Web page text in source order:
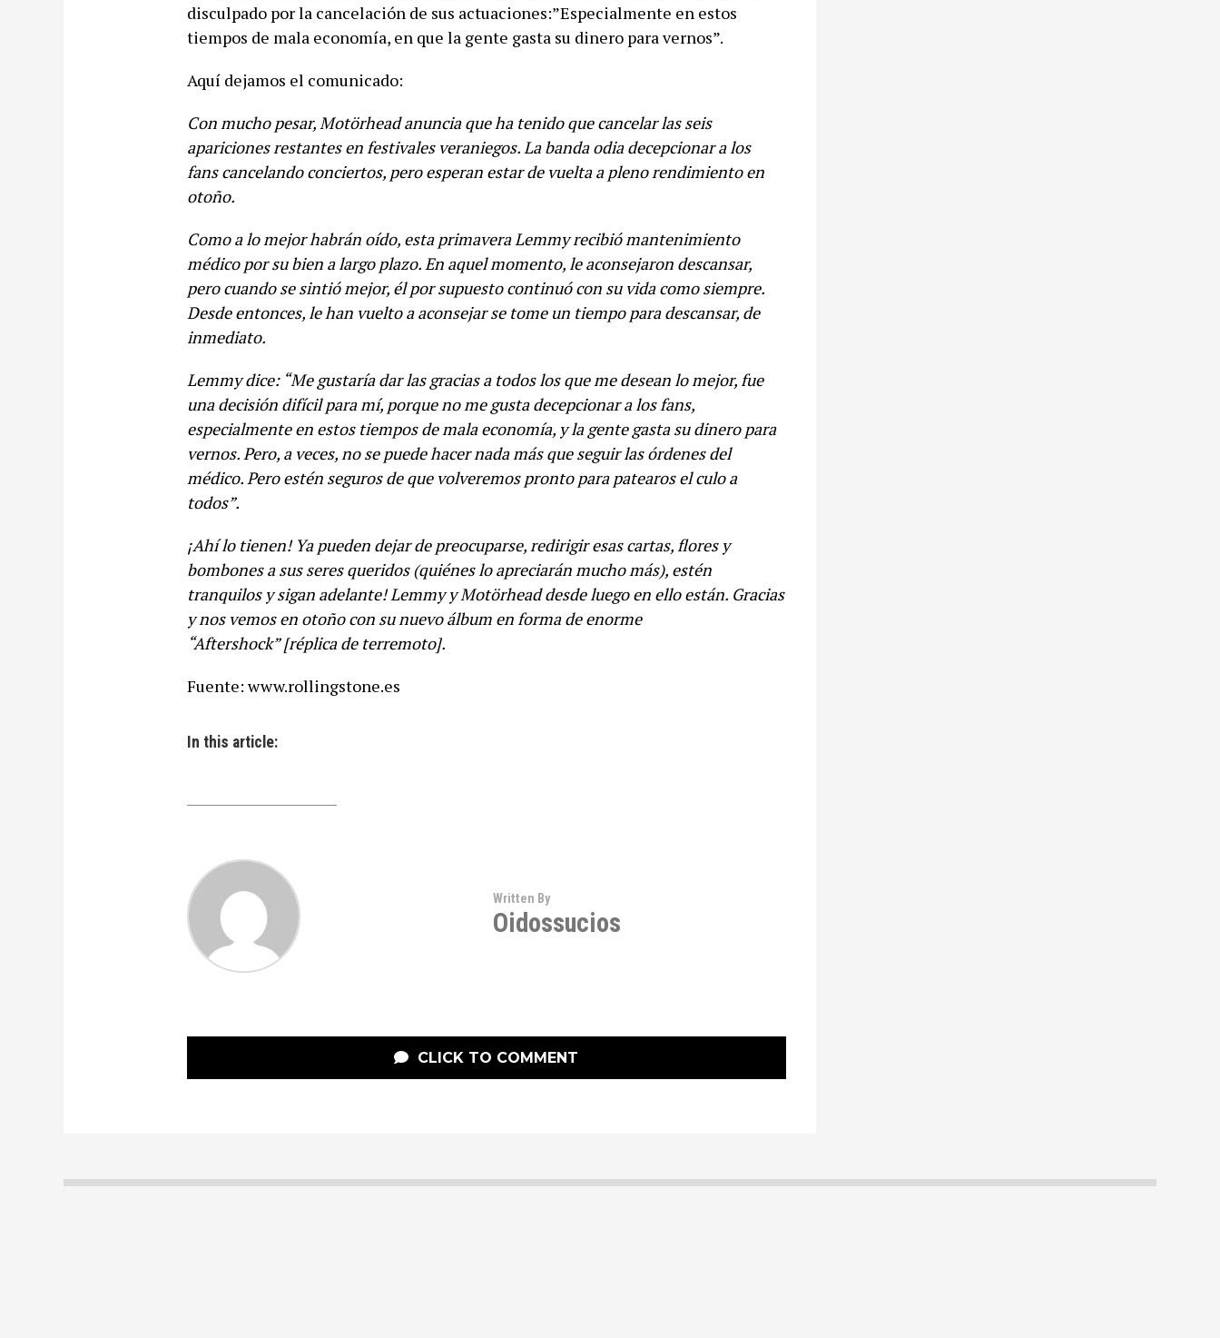
disculpado por la cancelación de sus actuaciones:”Especialmente en estos
tiempos de mala economía, en que la gente gasta su dinero para vernos”.
Aquí dejamos el comunicado:
Con mucho pesar, Motörhead anuncia que ha tenido que cancelar las seis
apariciones restantes en festivales veraniegos. La banda odia decepcionar a los
fans cancelando conciertos, pero esperan estar de vuelta a pleno rendimiento en
otoño.
Como a lo mejor habrán oído, esta primavera Lemmy recibió mantenimiento
médico por su bien a largo plazo. En aquel momento, le aconsejaron descansar,
pero cuando se sintió mejor, él por supuesto continuó con su vida como siempre.
Desde entonces, le han vuelto a aconsejar se tome un tiempo para descansar, de
inmediato.
Lemmy dice: “Me gustaría dar las gracias a todos los que me desean lo mejor, fue
una decisión difícil para mí, porque no me gusta decepcionar a los fans,
especialmente en estos tiempos de mala economía, y la gente gasta su dinero para
vernos. Pero, a veces, no se puede hacer nada más que seguir las órdenes del
médico. Pero estén seguros de que volveremos pronto para patearos el culo a
todos”.
¡Ahí lo tienen! Ya pueden dejar de preocuparse, redirigir esas cartas, flores y
bombones a sus seres queridos (quiénes lo apreciarán mucho más), estén
tranquilos y sigan adelante! Lemmy y Motörhead desde luego en ello están. Gracias
y nos vemos en otoño con su nuevo álbum en forma de enorme
“Aftershock” [réplica de terremoto].
Fuente: www.rollingstone.es
In this article:
Written By
Oidossucios
CLICK TO COMMENT